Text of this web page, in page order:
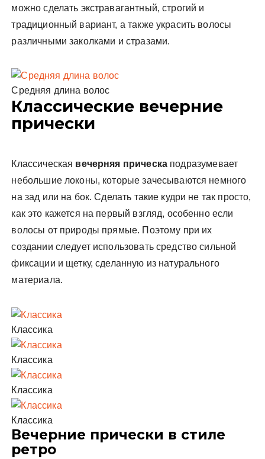
можно сделать экстравагантный, строгий и
традиционный вариант, а также украсить волосы
различными заколками и стразами.
Средняя длина волос
Классические вечерние
прически
Классическая вечерняя прическа подразумевает
небольшие локоны, которые зачесываются немного
на зад или на бок. Сделать такие кудри не так просто,
как это кажется на первый взгляд, особенно если
волосы от природы прямые. Поэтому при их
создании следует использовать средство сильной
фиксации и щетку, сделанную из натурального
материала.
Классика
Классика
Классика
Классика
Вечерние прически в стиле
ретро